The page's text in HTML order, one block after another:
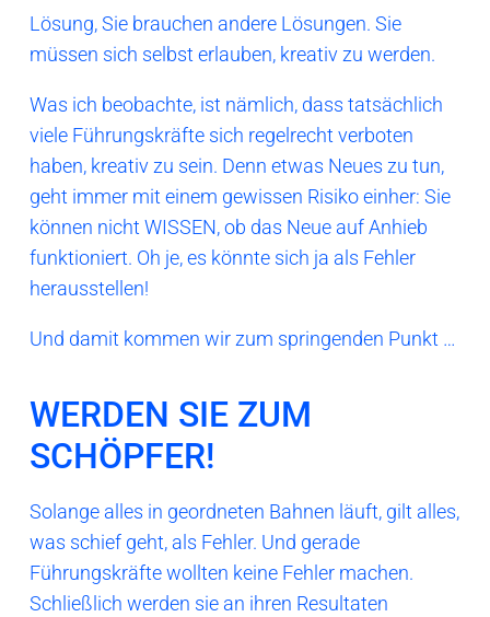
Lösung, Sie brauchen andere Lösungen. Sie
müssen sich selbst erlauben, kreativ zu werden.
Was ich beobachte, ist nämlich, dass tatsächlich
viele Führungskräfte sich regelrecht verboten
haben, kreativ zu sein. Denn etwas Neues zu tun,
geht immer mit einem gewissen Risiko einher: Sie
können nicht WISSEN, ob das Neue auf Anhieb
funktioniert. Oh je, es könnte sich ja als Fehler
herausstellen!
Und damit kommen wir zum springenden Punkt …
WERDEN SIE ZUM
SCHÖPFER!
Solange alles in geordneten Bahnen läuft, gilt alles,
was schief geht, als Fehler. Und gerade
Führungskräfte wollten keine Fehler machen.
Schließlich werden sie an ihren Resultaten